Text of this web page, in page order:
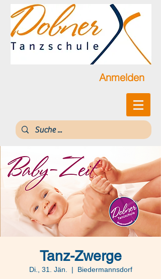
Anmelden
Tanz-Zwerge
Di., 31. Jän.
  |
Biedermannsdorf